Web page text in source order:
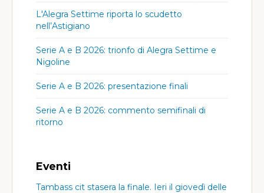
L'Alegra Settime riporta lo scudetto
nell’Astigiano
Serie A e B 2026: trionfo di Alegra Settime e
Nigoline
Serie A e B 2026: presentazione finali
Serie A e B 2026: commento semifinali di
ritorno
Eventi
Tambass cit stasera la finale. Ieri il giovedì delle